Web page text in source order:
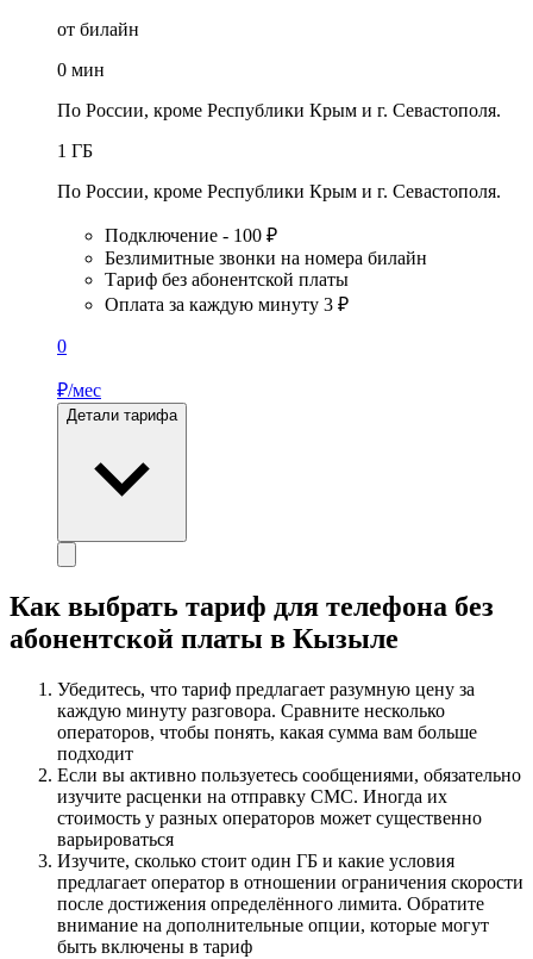
от билайн
0 мин
По России, кроме Республики Крым и г. Севастополя.
1 ГБ
По России, кроме Республики Крым и г. Севастополя.
Подключение - 100 ₽
Безлимитные звонки на номера билайн
Тариф без абонентской платы
Оплата за каждую минуту 3 ₽
0
₽/мес
Детали тарифа
Как выбрать тариф для телефона без
абонентской платы в Кызыле
Убедитесь, что тариф предлагает разумную цену за
каждую минуту разговора. Сравните несколько
операторов, чтобы понять, какая сумма вам больше
подходит
Если вы активно пользуетесь сообщениями, обязательно
изучите расценки на отправку СМС. Иногда их
стоимость у разных операторов может существенно
варьироваться
Изучите, сколько стоит один ГБ и какие условия
предлагает оператор в отношении ограничения скорости
после достижения определённого лимита. Обратите
внимание на дополнительные опции, которые могут
быть включены в тариф